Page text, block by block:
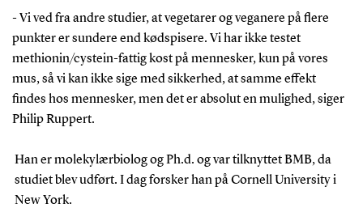
- Vi ved fra andre studier, at vegetarer og veganere på flere
punkter er sundere end kødspisere. Vi har ikke testet
methionin/cystein-fattig kost på mennesker, kun på vores
mus, så vi kan ikke sige med sikkerhed, at samme effekt
findes hos mennesker, men det er absolut en mulighed, siger
Philip Ruppert.
Han er molekylærbiolog og Ph.d. og var tilknyttet BMB, da
studiet blev udført. I dag forsker han på Cornell University i
New York.